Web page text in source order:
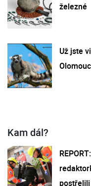
železné
Už jste
Kam dál?